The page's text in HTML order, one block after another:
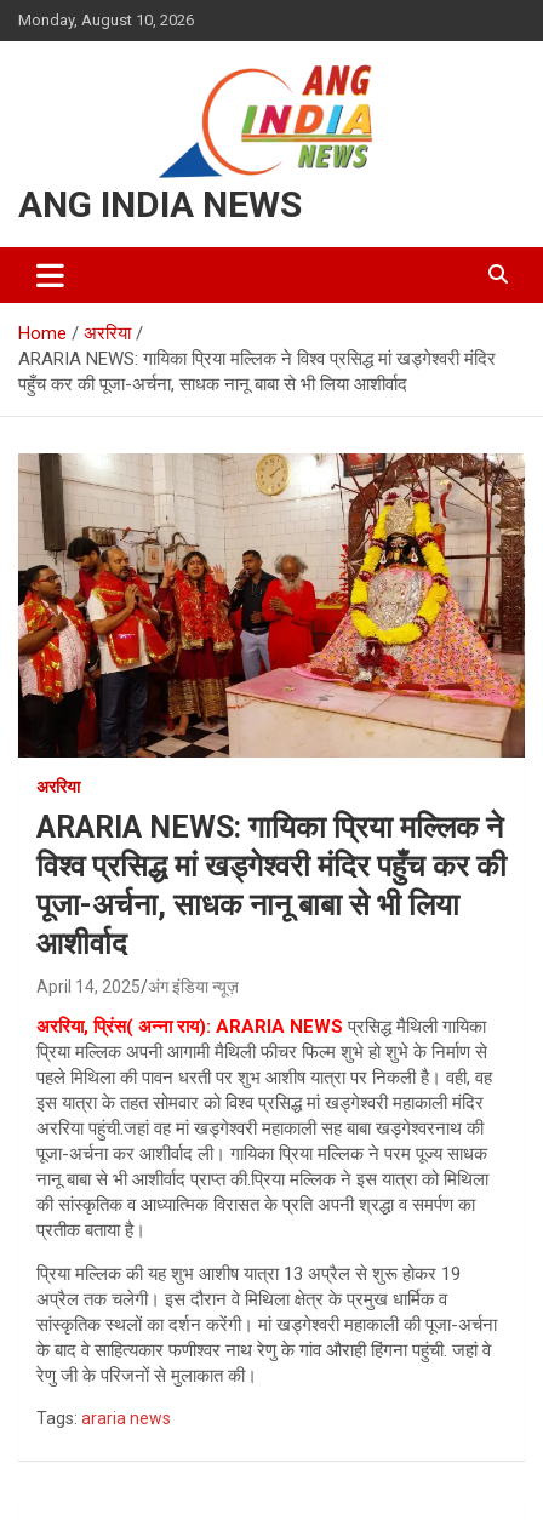
Skip
to
Monday, August 10, 2026
ANG INDIA NEWS
Home
अररिया
ARARIA NEWS: गायिका प्रिया मल्लिक ने विश्व प्रसिद्ध मां खड्गेश्वरी मंदिर
पहुँच कर की पूजा-अर्चना, साधक नानू बाबा से भी लिया आशीर्वाद
अररिया
ARARIA NEWS: गायिका प्रिया मल्लिक ने
विश्व प्रसिद्ध मां खड्गेश्वरी मंदिर पहुँच कर की
पूजा-अर्चना, साधक नानू बाबा से भी लिया
आशीर्वाद
April 14, 2025 अंग इंडिया न्यूज़
अररिया, प्रिंस( अन्ना राय): ARARIA NEWS प्रसिद्ध मैथिली गायिका
प्रिया मल्लिक अपनी आगामी मैथिली फीचर फिल्म शुभे हो शुभे के निर्माण से
पहले मिथिला की पावन धरती पर शुभ आशीष यात्रा पर निकली है। वही, वह
इस यात्रा के तहत सोमवार को विश्व प्रसिद्ध मां खड्गेश्वरी महाकाली मंदिर
अररिया पहुंची.जहां वह मां खड्गेश्वरी महाकाली सह बाबा खड्गेश्वरनाथ की
पूजा-अर्चना कर आशीर्वाद ली। गायिका प्रिया मल्लिक ने परम पूज्य साधक
नानू बाबा से भी आशीर्वाद प्राप्त की.प्रिया मल्लिक ने इस यात्रा को मिथिला
की सांस्कृतिक व आध्यात्मिक विरासत के प्रति अपनी श्रद्धा व समर्पण का
प्रतीक बताया है।
प्रिया मल्लिक की यह शुभ आशीष यात्रा 13 अप्रैल से शुरू होकर 19
अप्रैल तक चलेगी। इस दौरान वे मिथिला क्षेत्र के प्रमुख धार्मिक व
सांस्कृतिक स्थलों का दर्शन करेंगी। मां खड्गेश्वरी महाकाली की पूजा-अर्चना
के बाद वे साहित्यकार फणीश्वर नाथ रेणु के गांव औराही हिंगना पहुंची. जहां वे
रेणु जी के परिजनों से मुलाकात की।
Tags: araria news